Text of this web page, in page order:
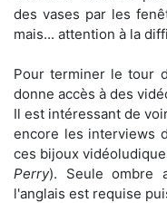
des vases par les
mais... attention à la
Pour terminer le tour
donne accès à des
Il est intéressant de
encore les interviews
ces bijoux
Perry). Seule ombre
l'anglais est requise